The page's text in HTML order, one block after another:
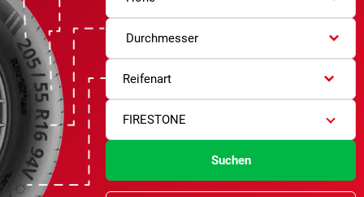
Durchmesser
Reifenart
FIRESTONE
Suchen